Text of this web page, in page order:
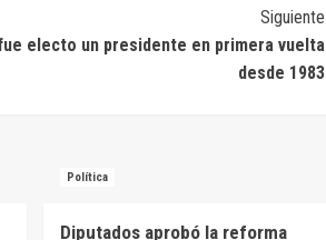
Siguiente
electo un presidente en primera vuelta
desde 1983
Política
Diputados aprobó la reforma